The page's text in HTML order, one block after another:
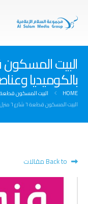
بالكوميديا
HOME
البيت المسكون قطعة ٦ شارع ٦ منزل ٦ بالكوميديا وعناصر الجذب والرعب
البيت المسكون قطعة ٦ شارع ٦ منزل ٦ بالكوميديا وعناصر الجذب والرعب